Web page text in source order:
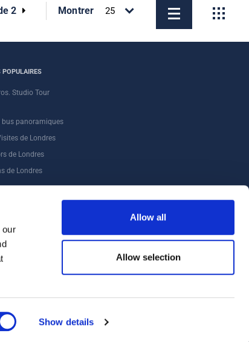
our
Show details
Allow all
Allow selection
2 Montrer
POPULAIRES
Studio Tour
bus panoramiques
de Londres
de Londres
de Londres